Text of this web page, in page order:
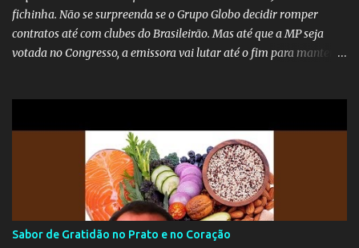
fichinha. Não se surpreenda se o Grupo Globo decidir romper
contratos até com clubes do Brasileirão. Mas até que a MP seja
votada no Congresso, a emissora vai lutar até o fim para manter o
Sabor de Gratidão no Prato e no Coração